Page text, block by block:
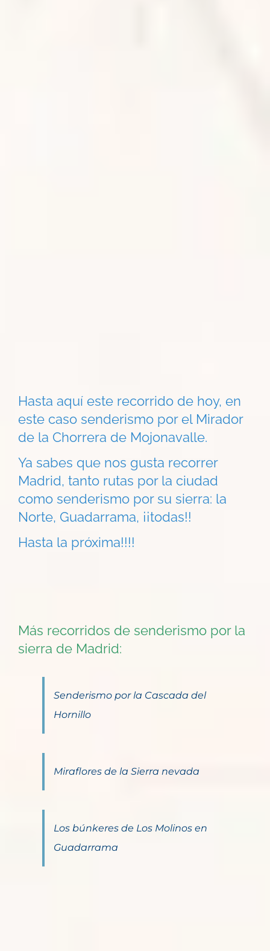
Hasta aquí este recorrido de hoy, en
este caso senderismo por el Mirador
de la Chorrera de Mojonavalle.
Ya sabes que nos gusta recorrer
Madrid, tanto rutas por la ciudad
como senderismo por su sierra: la
Norte, Guadarrama, ¡¡todas!!
Hasta la próxima!!!!
Más recorridos de senderismo por la
sierra de Madrid:
Senderismo por la Cascada del
Hornillo
Miraflores de la Sierra nevada
Los búnkeres de Los Molinos en
Guadarrama